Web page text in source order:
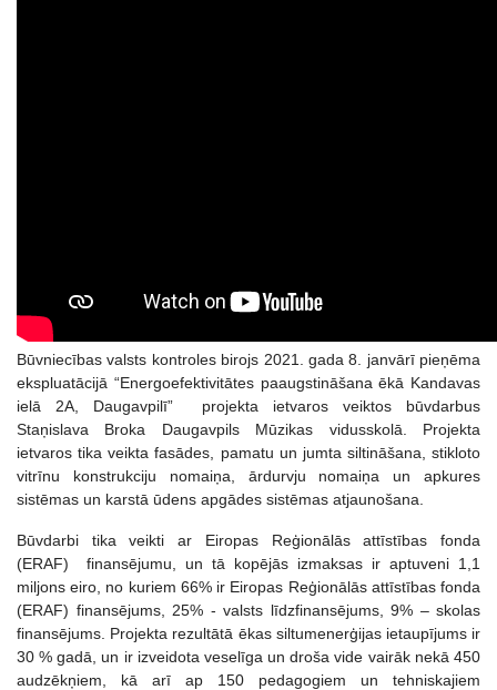
Būvniecības valsts kontroles birojs 2021. gada 8. janvārī pieņēma
ekspluatācijā “Energoefektivitātes paaugstināšana ēkā Kandavas
ielā 2A, Daugavpilī” projekta ietvaros veiktos būvdarbus
Staņislava Broka Daugavpils Mūzikas vidusskolā. Projekta
ietvaros tika veikta fasādes, pamatu un jumta siltināšana, stikloto
vitrīnu konstrukciju nomaiņa, ārdurvju nomaiņa un apkures
sistēmas un karstā ūdens apgādes sistēmas atjaunošana.
Būvdarbi tika veikti ar Eiropas Reģionālās attīstības fonda
(ERAF) finansējumu, un tā kopējās izmaksas ir aptuveni 1,1
miljons eiro, no kuriem 66% ir Eiropas Reģionālās attīstības fonda
(ERAF) finansējums, 25% - valsts līdzfinansējums, 9% – skolas
finansējums. Projekta rezultātā ēkas siltumenerģijas ietaupījums ir
30 % gadā, un ir izveidota veselīga un droša vide vairāk nekā 450
audzēkņiem, kā arī ap 150 pedagogiem un tehniskajiem